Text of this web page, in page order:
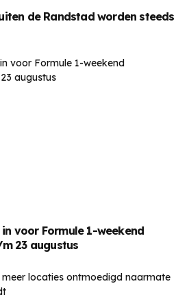
de Randstad worden steeds
voor Formule 1-weekend
23 augustus